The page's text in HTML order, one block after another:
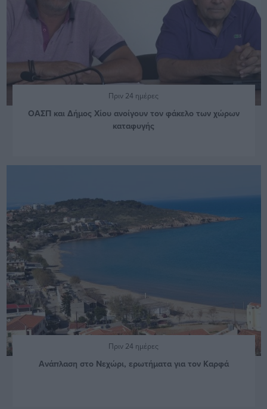
Πριν 24 ημέρες
ΟΑΣΠ και Δήμος Χίου ανοίγουν τον φάκελο των χώρων
καταφυγής
Πριν 24 ημέρες
Ανάπλαση στο Νεχώρι, ερωτήματα για τον Καρφά